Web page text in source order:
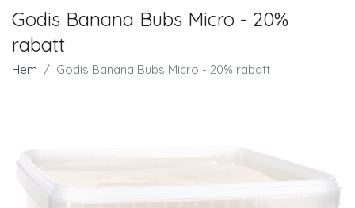
Godis Banana Bubs Micro - 20%
rabatt
Hem Godis Banana Bubs Micro - 20% rabatt